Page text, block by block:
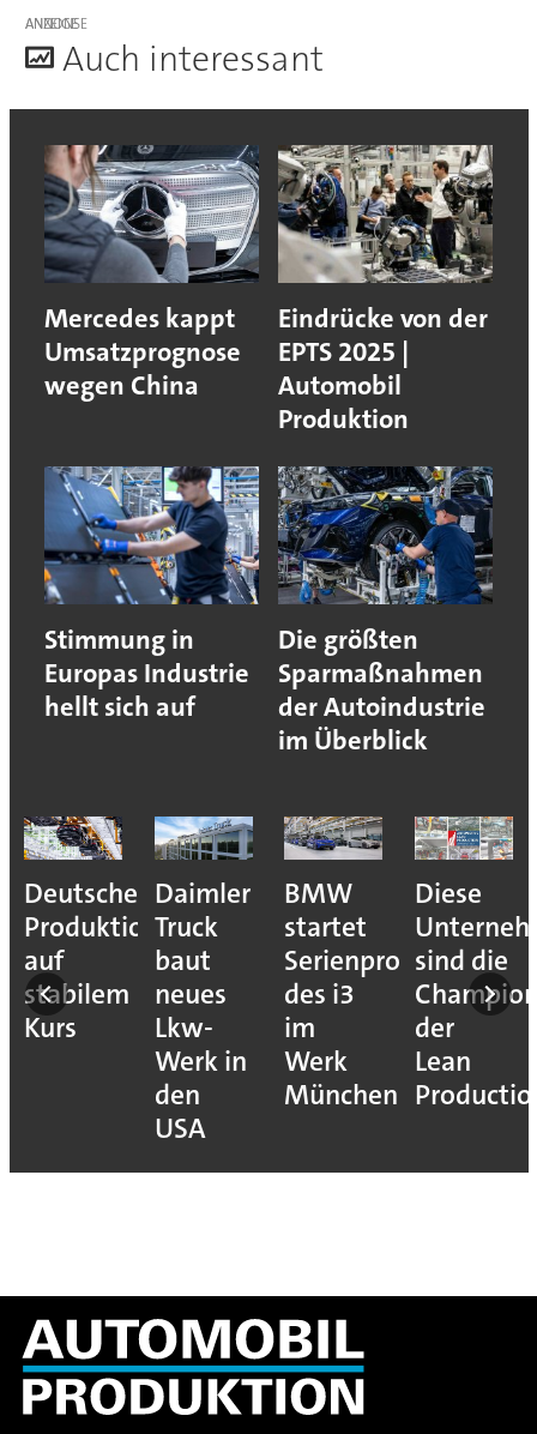
ANZEIGE
Auch interessant
Mercedes kappt
Umsatzprognose
wegen China
Eindrücke von der
EPTS 2025 |
Automobil
Produktion
Stimmung in
Europas Industrie
hellt sich auf
Die größten
Sparmaßnahmen
der Autoindustrie
im Überblick
Deutsche
Produktion
auf
stabilem
Kurs
Daimler
Truck
baut
neues
Lkw-
Werk in
den
USA
BMW
startet
Serienproduktion
des i3
im
Werk
München
Diese
sind die
der
Lean